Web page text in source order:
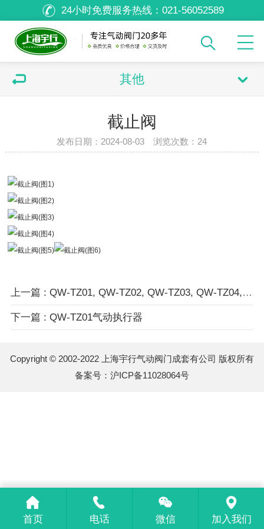
24小时免费服务热线： 021-56052589
其他
截止阀
发布日期：2024-08-03 浏览次数： 24
双击可放大
上一篇 : QW-TZ01, QW-TZ02, QW-TZ03, QW-TZ04, QW-TZ05, QW-TZ06, QW-TZ
下一篇 : QW-TZ01气动执行器
Copyright © 2002-2022 上海宇行气动阀门成套有公司 版权所有
备案号： 沪ICP备11028064号
首页 电话 微信 加入我们